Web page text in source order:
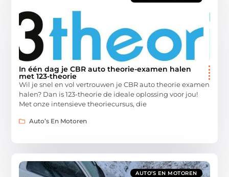
In één dag je CBR auto theorie-examen halen
met 123-theorie
Wil je snel en vol vertrouwen je CBR auto theorie examen
halen? Dan is 123-theorie de ideale oplossing voor jou!
Met onze intensieve theoriecursus, die
Auto’s En Motoren
AUTO’S EN MOTOREN